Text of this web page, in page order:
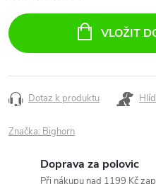
cena:
VLOŽIT
Dotaz k produktu
Značka: Bighorn
Doprava za polovic
Při nákupu nad 1199 Kč